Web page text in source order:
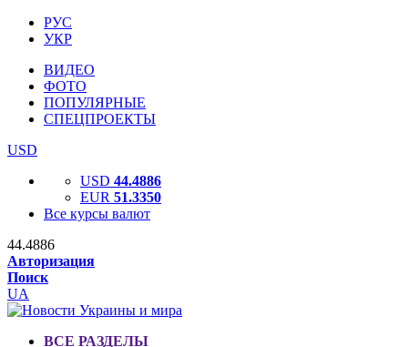
РУС
УКР
ВИДЕО
ФОТО
ПОПУЛЯРНЫЕ
СПЕЦПРОЕКТЫ
USD
USD 44.4886
EUR 51.3350
Все курсы валют
44.4886
Авторизация
Поиск
UA
ВСЕ РАЗДЕЛЫ